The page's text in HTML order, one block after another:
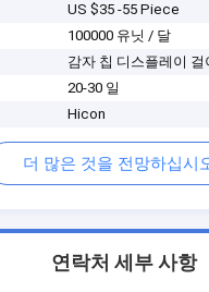
US $35 -55 Piece
100000 유닛 / 달
감자 칩 디스플레이 걸
20-30 일
Hicon
더 많은 것을 전망하십시
연락처 세부 사항